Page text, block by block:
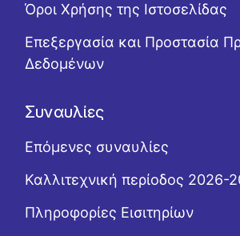
Όροι Χρήσης της Ιστοσελίδας
Επεξεργασία και Προστασία
Δεδομένων
Συναυλίες
Επόμενες συναυλίες
Καλλιτεχνική περίοδος 2026-
Πληροφορίες Εισιτηρίων